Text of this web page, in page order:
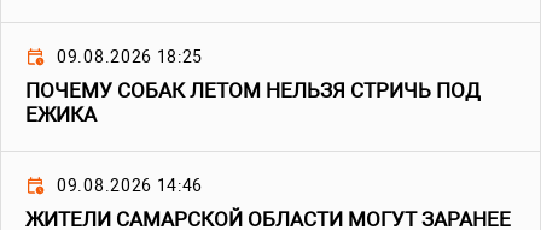
09.08.2026 18:25
ПОЧЕМУ СОБАК ЛЕТОМ НЕЛЬЗЯ СТРИЧЬ ПОД
ЕЖИКА
09.08.2026 14:46
ЖИТЕЛИ САМАРСКОЙ ОБЛАСТИ МОГУТ ЗАРАНЕЕ